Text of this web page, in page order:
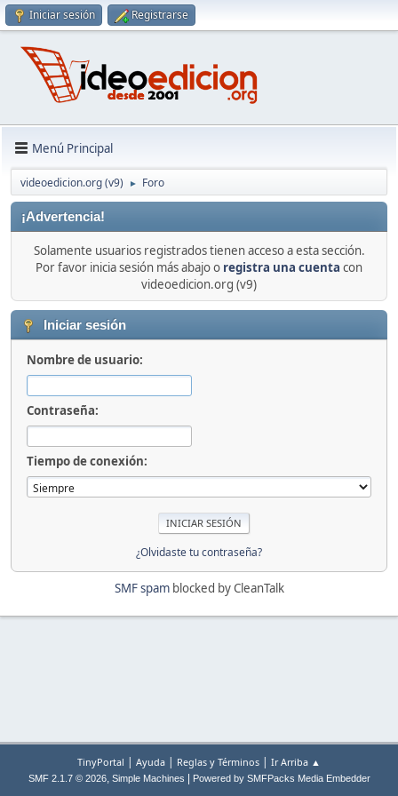
Iniciar sesión Registrarse
Menú Principal
videoedicion.org (v9) ► Foro
¡Advertencia!
Solamente usuarios registrados tienen acceso a esta sección.
Por favor inicia sesión más abajo o registra una cuenta con
videoedicion.org (v9)
Iniciar sesión
Nombre de usuario:
Contraseña:
Tiempo de conexión:
¿Olvidaste tu contraseña?
SMF spamblocked by CleanTalk
TinyPortal | Ayuda | Reglas y Términos | Ir Arriba ▲
SMF 2.1.7 © 2026, Simple Machines Powered by SMFPacks Media Embedder